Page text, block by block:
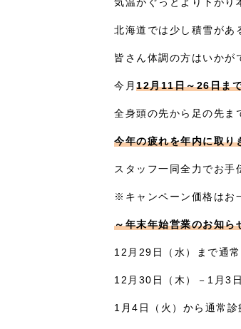
北海道では少し積雪があ
皆さん体調の方はいかが
今月 12月11日～26日ま
全身頭の先から足の先ま
今年の疲れを年内に取り
スタッフ一同全力でお手
※キャンペーン価格はお
～年末年始営業のお知ら
12月29日（水）まで通常
12月30日（木）－1月3
1月4日（火）から通常診